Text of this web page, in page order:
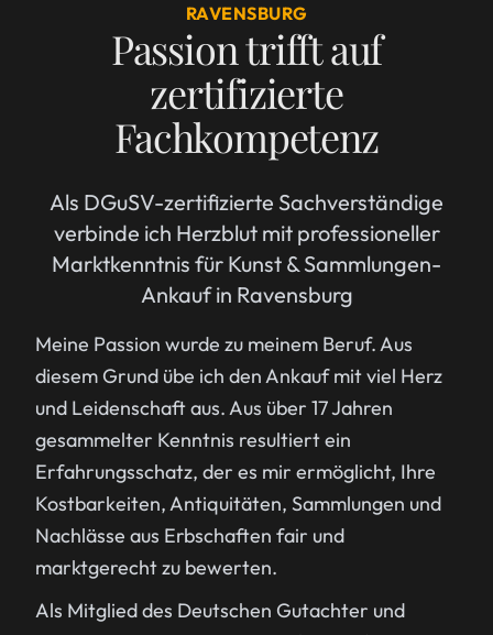
RAVENSBURG
Passion trifft auf
zertifizierte
Fachkompetenz
Als DGuSV-zertifizierte Sachverständige
verbinde ich Herzblut mit professioneller
Marktkenntnis für Kunst & Sammlungen-
Ankauf in Ravensburg
Meine Passion wurde zu meinem Beruf. Aus
diesem Grund übe ich den Ankauf mit viel Herz
und Leidenschaft aus. Aus über 17 Jahren
gesammelter Kenntnis resultiert ein
Erfahrungsschatz, der es mir ermöglicht, Ihre
Kostbarkeiten, Antiquitäten, Sammlungen und
Nachlässe aus Erbschaften fair und
marktgerecht zu bewerten.
Als Mitglied des Deutschen Gutachter und